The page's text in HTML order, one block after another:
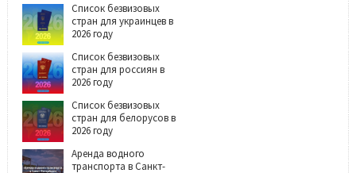
Список безвизовых
стран для украинцев в
2026 году
Список безвизовых
стран для россиян в
2026 году
Список безвизовых
стран для белорусов в
2026 году
Аренда водного
транспорта в Санкт-